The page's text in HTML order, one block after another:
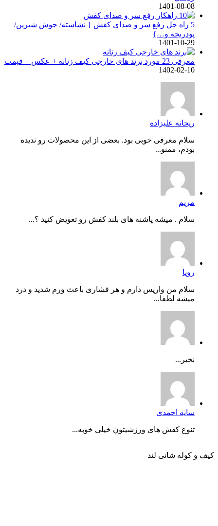
1401-08-08
5 راه حل رفع سر و صدای کفش { نشاسته/ جوش شیرین/
پودربچه و…}
1401-10-29
معرفی 23 مورد برند های خارجی کیف زنانه + عکس + قیمت
1402-02-10
ریحانه علیزاده
سلام معرفی خوبی بود. بعضی از این محصولات رو ندیده
بودم، ممنو...
مریم
سلام . میشه پاشنه های بلند کفش رو تعویض کنید ؟...
رویا
سلام من واریس دارم و هر فشاری باعث ورم شدید و درد
میشه لطفا...
نخیر...
سایه احمدی
تنوع کفش های ورزشیتون خیلی خوبه...
کیف و کوله شانی لند